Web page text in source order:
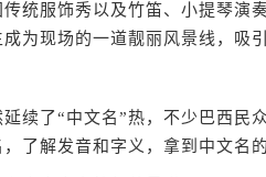
统服饰秀以及竹笛、小提琴演
为现场的一道靓丽风景线，吸
了“中文名”热，不少巴西民
了解发音和字义，拿到中文名